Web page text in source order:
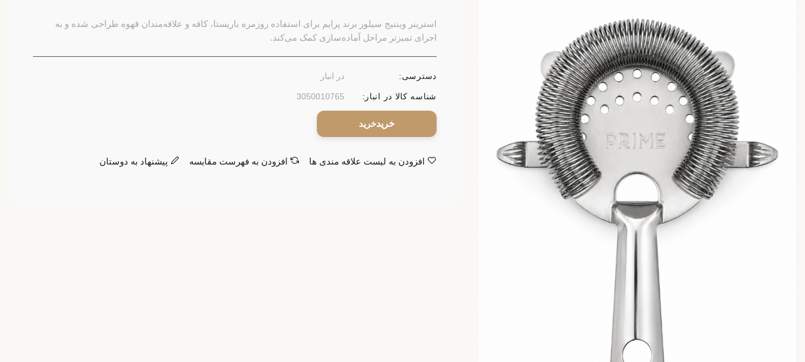
استرینر وینتیج سیلور برند پرایم برای استفاده روزمره باریستا، کافه و علاقه‌مندان قهوه طراحی شده و به
اجرای تمیزتر مراحل آماده‌سازی کمک می‌کند.
دسترسی: در انبار
شناسه کالا در انبار: 3050010765
خرید
افزودن به لیست علاقه مندی ها افزودن به فهرست مقایسه پیشنهاد به دوستان